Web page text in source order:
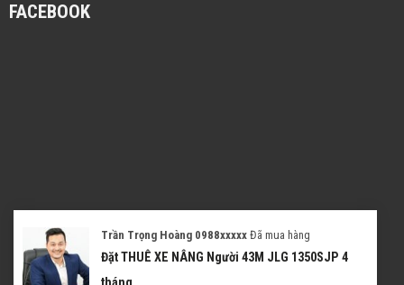
FACEBOOK
Trần Trọng Hoàng 0988xxxxxĐã mua hàng
Đặt THUÊ XE NÂNG Người 43M JLG 1350SJP 4